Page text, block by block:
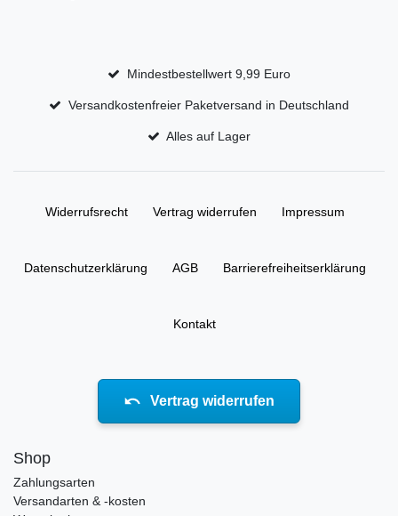
Mindestbestellwert 9,99 Euro
Versandkostenfreier Paketversand in Deutschland
Alles auf Lager
Widerrufs­recht Vertrag widerrufen Impressum
Daten­schutz­erklärung AGB Barrierefreiheitserklärung
Kontakt
Vertrag widerrufen
Shop
Zahlungsarten
Versandarten & -kosten